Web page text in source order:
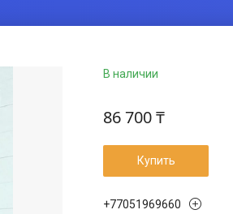
В наличии
86 700 ₸
Купить
+77051969660